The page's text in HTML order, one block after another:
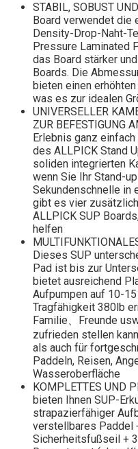
STABIL, SOBUST
Board verwendet
Density-Drop-Naht-
Pressure Laminated
das Board stärker
Boards. Die
bieten einen
was es zur idealen
UNIVERSELLER
ZUR BEFESTIGUNG
Erlebnis ganz
des ALLPICK Stand
soliden integrierten
wenn Sie Ihr Stand-
Sekundenschnelle in
gibt es vier
ALLPICK SUP
helfen
Dieses SUP
Pad ist bis zur
bietet ausreichend
Aufpumpen auf 10-
Tragfähigkeit 380lb
Familie、Freunde
zufrieden stellen
als auch für
Paddeln, Reisen,
Wasseroberfläche
KOMPLETTES UND
bieten Ihnen SUP-
strapazierfähiger
verstellbares Paddel
Sicherheitsfußseil +